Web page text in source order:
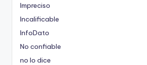
Impreciso
Incalificable
InfoDato
No confiable
no lo dice